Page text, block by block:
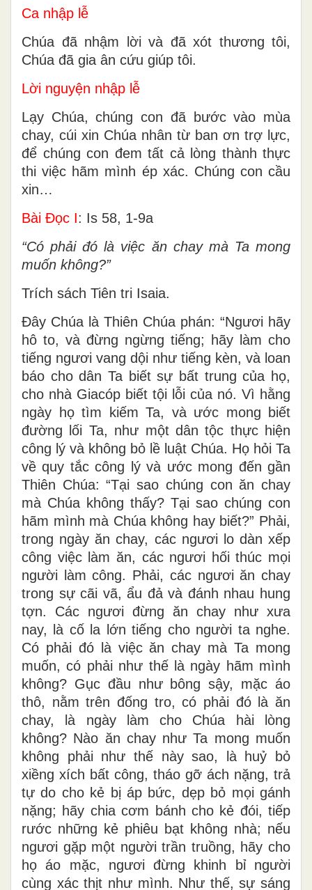
Ca nhập lễ
Chúa đã nhậm lời và đã xót thương tôi,
Chúa đã gia ân cứu giúp tôi.
Lời nguyện nhập lễ
Lạy Chúa, chúng con đã bước vào mùa
chay, cúi xin Chúa nhân từ ban ơn trợ lực,
để chúng con đem tất cả lòng thành thực
thi việc hãm mình ép xác. Chúng con cầu
xin…
Bài Ðọc I: Is 58, 1-9a
“Có phải đó là việc ăn chay mà Ta mong
muốn không?”
Trích sách Tiên tri Isaia.
Ðây Chúa là Thiên Chúa phán: “Ngươi hãy
hô to, và đừng ngừng tiếng; hãy làm cho
tiếng ngươi vang dội như tiếng kèn, và loan
báo cho dân Ta biết sự bất trung của họ,
cho nhà Giacóp biết tội lỗi của nó. Vì hằng
ngày họ tìm kiếm Ta, và ước mong biết
đường lối Ta, như một dân tộc thực hiện
công lý và không bỏ lề luật Chúa. Họ hỏi Ta
về quy tắc công lý và ước mong đến gần
Thiên Chúa: “Tại sao chúng con ăn chay
mà Chúa không thấy? Tại sao chúng con
hãm mình mà Chúa không hay biết?” Phải,
trong ngày ăn chay, các ngươi lo dàn xếp
công việc làm ăn, các ngươi hối thúc mọi
người làm công. Phải, các ngươi ăn chay
trong sự cãi vã, ẩu đả và đánh nhau hung
tợn. Các ngươi đừng ăn chay như xưa
nay, là cố la lớn tiếng cho người ta nghe.
Có phải đó là việc ăn chay mà Ta mong
muốn, có phải như thế là ngày hãm mình
không? Gục đầu như bông sậy, mặc áo
thô, nằm trên đống tro, có phải đó là ăn
chay, là ngày làm cho Chúa hài lòng
không? Nào ăn chay như Ta mong muốn
không phải như thế này sao, là huỷ bỏ
xiềng xích bất công, tháo gỡ ách nặng, trả
tự do cho kẻ bị áp bức, dẹp bỏ mọi gánh
nặng; hãy chia cơm bánh cho kẻ đói, tiếp
rước những kẻ phiêu bạt không nhà; nếu
ngươi gặp một người trần truồng, hãy cho
họ áo mặc, ngươi đừng khinh bỉ người
cùng xác thịt như mình. Như thế, sự sáng